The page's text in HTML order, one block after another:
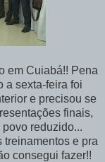
em Cuiabá!! Pena
a sexta-feira foi
e precisou se
finais,
reduzido...
treinamentos e pra
consegui fazer!!